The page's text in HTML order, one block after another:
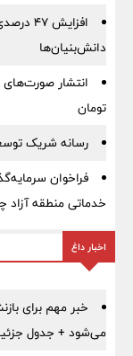
دانش‌بنیان‌ها
تومان
رسانه شریک
فراخوان
خدماتی منطقه آزاد
اخبار داغ
می‌شود + جدول